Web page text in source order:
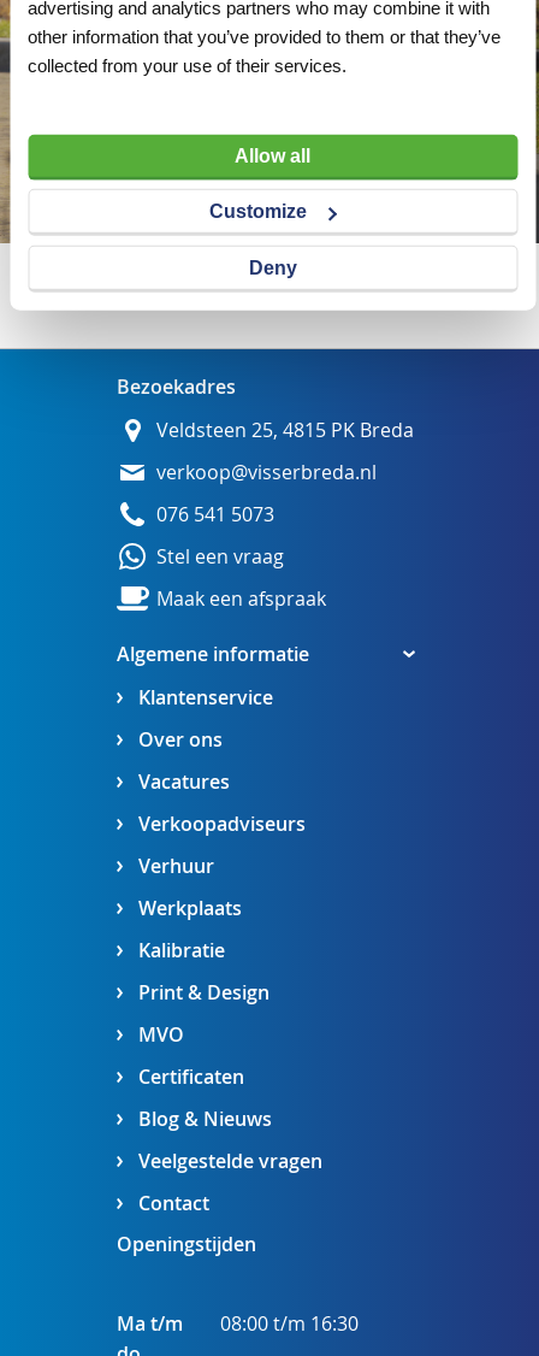
advertising and analytics partners who may combine it with
other information that you’ve provided to them or that they’ve
collected from your use of their services.
Allow all
Customize
Deny
Wij adviseren u graag
Algemene informatie
Klantenservice
Over ons
Vacatures
Verkoopadviseurs
Verhuur
Werkplaats
Kalibratie
Print & Design
MVO
Certificaten
Blog & Nieuws
Veelgestelde vragen
Contact
Bezoekadres
Veldsteen 25, 4815 PK Breda
verkoop@visserbreda.nl
076 541 5073
Stel een vraag
Maak een afspraak
Openingstijden
Ma t/m
08:00 t/m 16:30